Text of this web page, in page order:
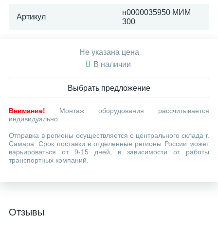
Артикул
н0000035950 МИМ
300
Не указана цена
В наличии
Выбрать предложение
Внимание! Монтаж оборудования рассчитывается
индивидуально.
Отправка в регионы осуществляется с центрального склада г.
Самара. Срок поставки в отделенные регионы России может
варьироваться от 9-15 дней, в зависимости от работы
транспортных компаний.
Отзывы